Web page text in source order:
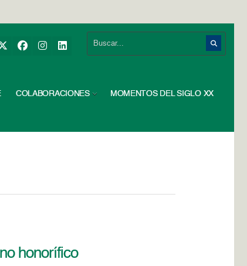
COLABORACIONES MOMENTOS DEL SIGLO XX
honorífico